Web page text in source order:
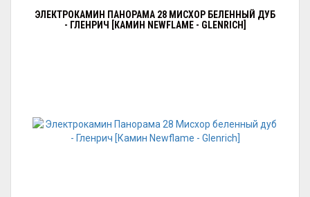
ЭЛЕКТРОКАМИН ПАНОРАМА 28 МИСХОР БЕЛЕННЫЙ ДУБ
- ГЛЕНРИЧ [КАМИН NEWFLAME - GLENRICH]